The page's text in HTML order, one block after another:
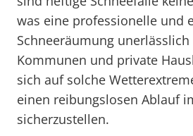
was eine professionelle und
Schneeräumung
Kommunen und private
sich auf solche
einen reibungslosen Ablauf
sicherzustellen.